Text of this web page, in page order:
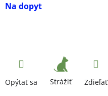
Na dopyt
Opýtať sa Strážiť Zdieľať